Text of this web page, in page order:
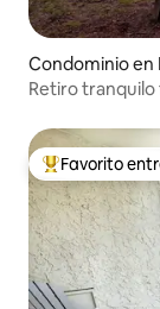
Condominio en
Retiro
De los
Favorito